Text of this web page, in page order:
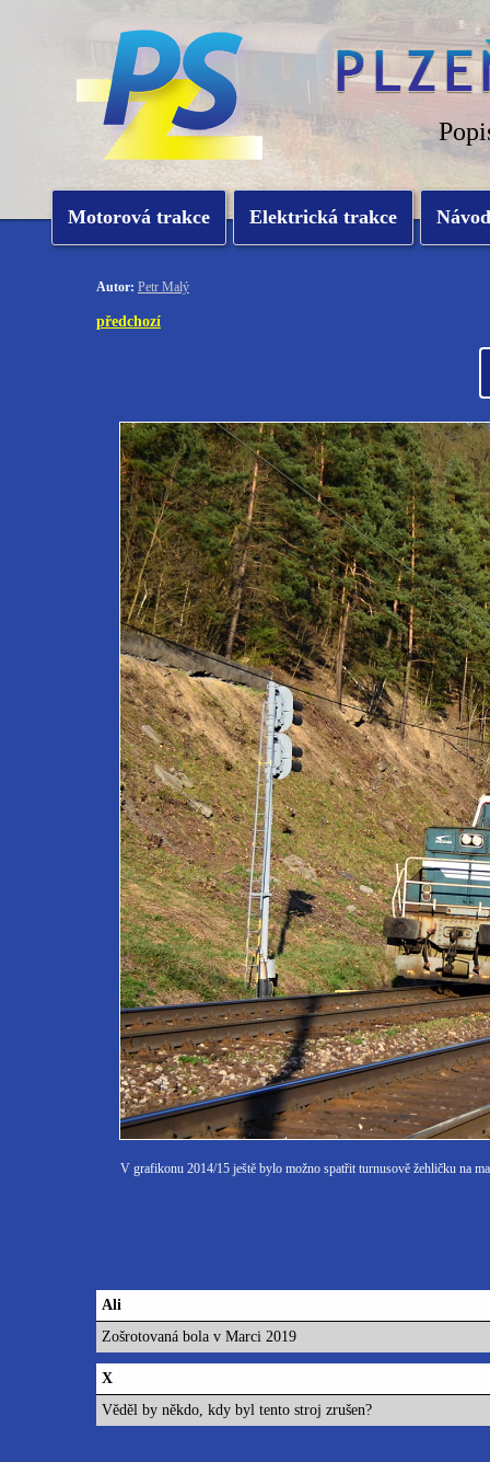
Motorová trakce Elektrická trakce
Autor: Petr Malý
předchozí
V grafikonu 2014/15 ještě bylo možno spatřit turnusově žehličku na
Ali
Zošrotovaná bola v Marci 2019
X
Věděl by někdo, kdy byl tento stroj zrušen?